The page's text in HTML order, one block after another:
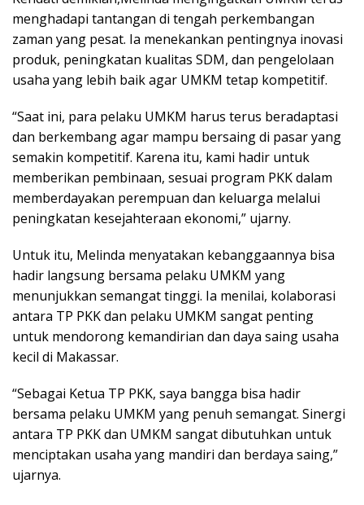
menghadapi tantangan di tengah perkembangan
zaman yang pesat. Ia menekankan pentingnya inovasi
produk, peningkatan kualitas SDM, dan pengelolaan
usaha yang lebih baik agar UMKM tetap kompetitif.
“Saat ini, para pelaku UMKM harus terus beradaptasi
dan berkembang agar mampu bersaing di pasar yang
semakin kompetitif. Karena itu, kami hadir untuk
memberikan pembinaan, sesuai program PKK dalam
memberdayakan perempuan dan keluarga melalui
peningkatan kesejahteraan ekonomi,” ujarny.
Untuk itu, Melinda menyatakan kebanggaannya bisa
hadir langsung bersama pelaku UMKM yang
menunjukkan semangat tinggi. Ia menilai, kolaborasi
antara TP PKK dan pelaku UMKM sangat penting
untuk mendorong kemandirian dan daya saing usaha
kecil di Makassar.
“Sebagai Ketua TP PKK, saya bangga bisa hadir
bersama pelaku UMKM yang penuh semangat. Sinergi
antara TP PKK dan UMKM sangat dibutuhkan untuk
menciptakan usaha yang mandiri dan berdaya saing,”
ujarnya.